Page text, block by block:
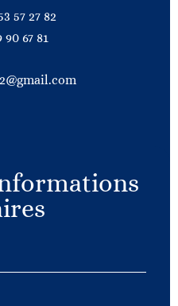
57 27 82
90 67 81